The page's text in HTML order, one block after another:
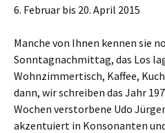
6. Februar bis 20. April 2015
Manche von Ihnen kennen sie
Sonntagnachmittag, das Los
Wohnzimmertisch, Kaffee,
dann, wir schreiben das Jahr
Wochen verstorbene Udo
akzentuiert in Konsonanten